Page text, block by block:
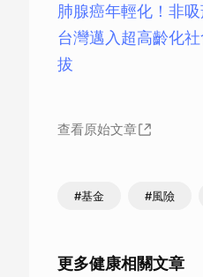
肺腺癌年輕化！非
台灣邁入超高齡化
拔
查看原始文章
#基金 #風險
更多健康相關文章